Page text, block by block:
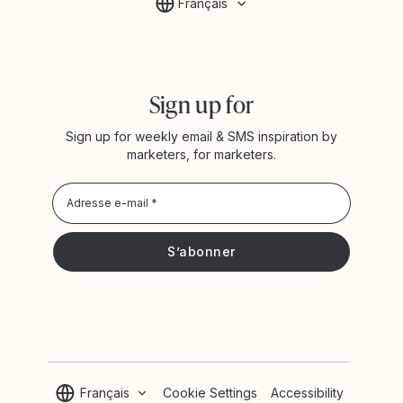
Sign up for
Sign up for weekly email & SMS inspiration by
marketers, for marketers.
Français Cookie Settings Accessibility